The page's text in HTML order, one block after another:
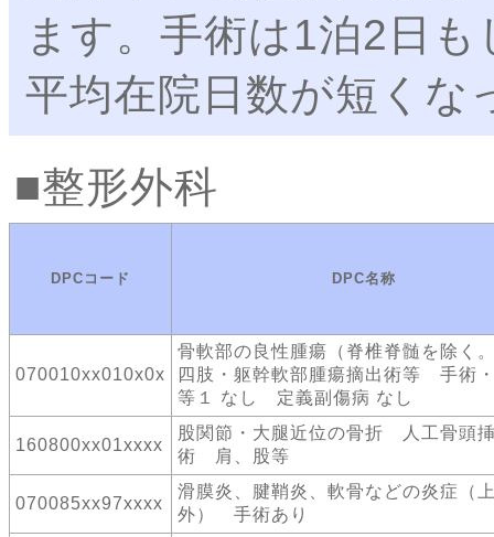
ます。手術は1泊2日
平均在院日数が短くな
整形外科
DPCコード DPC名称
070010xx010x0x
骨軟部の良性腫瘍（脊椎脊髄を除
四肢・躯幹軟部腫瘍摘出術等 手術
等１ なし 定義副傷病 なし
160800xx01xxxx
股関節・大腿近位の骨折 人工骨頭
術 肩、股等
070085xx97xxxx
滑膜炎、腱鞘炎、軟骨などの炎症（
外） 手術あり